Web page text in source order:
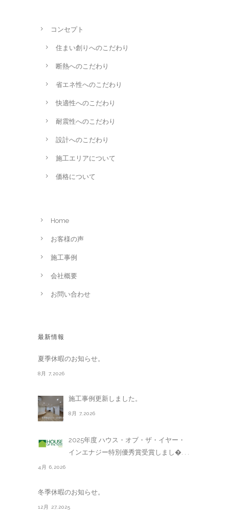
コンセプト
住まい創りへのこだわり
断熱へのこだわり
省エネ性へのこだわり
快適性へのこだわり
耐震性へのこだわり
設計へのこだわり
施工エリアについて
価格について
Home
お客様の声
施工事例
会社概要
お問い合わせ
最新情報
夏季休暇のお知らせ。
8月 7,2026
施工事例更新しました。
8月 7,2026
2025年度 ハウス・オブ・ザ・イヤー・
インエナジー特別優秀賞受賞しまし�. . .
4月 6,2026
冬季休暇のお知らせ。
12月 27,2025